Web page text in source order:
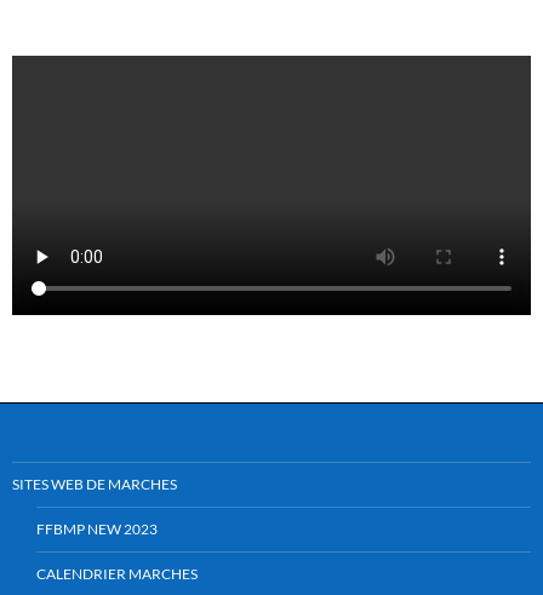
SITES WEB DE MARCHES
FFBMP NEW 2023
CALENDRIER MARCHES